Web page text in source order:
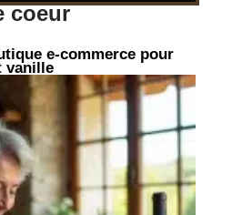
coeur
e-commerce pour
vanille